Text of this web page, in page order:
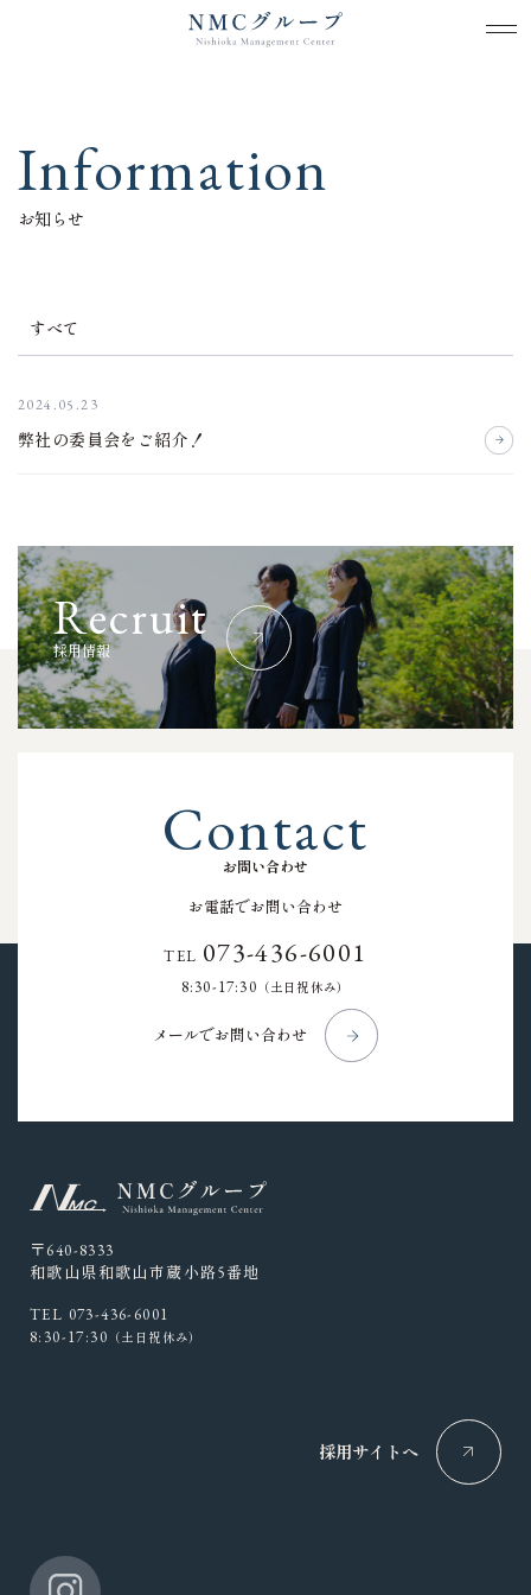
お知らせ
Information
すべて
2024.05.23
弊社の委員会をご紹介！
採用情報
Recruit
お問い合わせ
Contact
お電話でお問い合わせ
TEL 073-436-6001
8:30-17:30 （土日祝休み）
メールでお問い合わせ
〒640-8333
和歌山県和歌山市蔵小路5番地
TEL 073-436-6001
8:30-17:30 （土日祝休み）
採用サイトへ